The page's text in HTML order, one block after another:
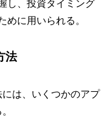
し、投資タイミング
めに用いられる。
法
は、いくつかのアプ